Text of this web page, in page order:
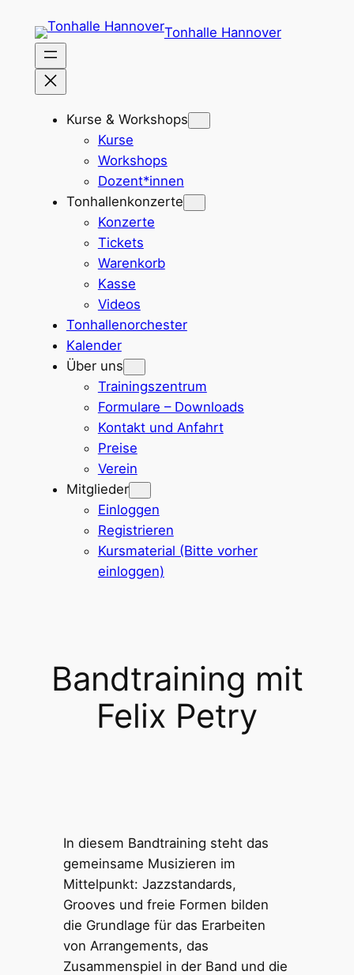
Inhalt
springen
Tonhalle Hannover
Kurse & Workshops
Kurse
Workshops
Dozent*innen
Tonhallenkonzerte
Konzerte
Tickets
Warenkorb
Kasse
Videos
Tonhallenorchester
Kalender
Über uns
Trainingszentrum
Formulare – Downloads
Kontakt und Anfahrt
Preise
Verein
Mitglieder
Einloggen
Registrieren
Kursmaterial (Bitte vorher
einloggen)
Bandtraining mit
Felix Petry
In diesem Bandtraining steht das
gemeinsame Musizieren im
Mittelpunkt: Jazzstandards,
Grooves und freie Formen bilden
die Grundlage für das Erarbeiten
von Arrangements, das
Zusammenspiel in der Band und die